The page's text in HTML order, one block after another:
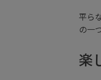
平ら
の一
楽